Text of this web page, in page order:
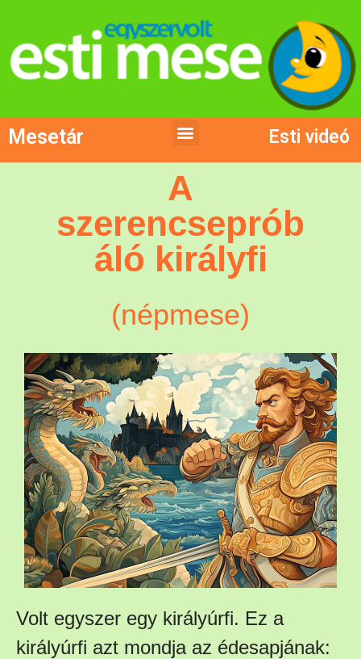
Mesetár Esti videó
A
szerencseprób
áló királyfi
(népmese)
Volt egyszer egy királyúrfi. Ez a
királyúrfi azt mondja az édesapjának: